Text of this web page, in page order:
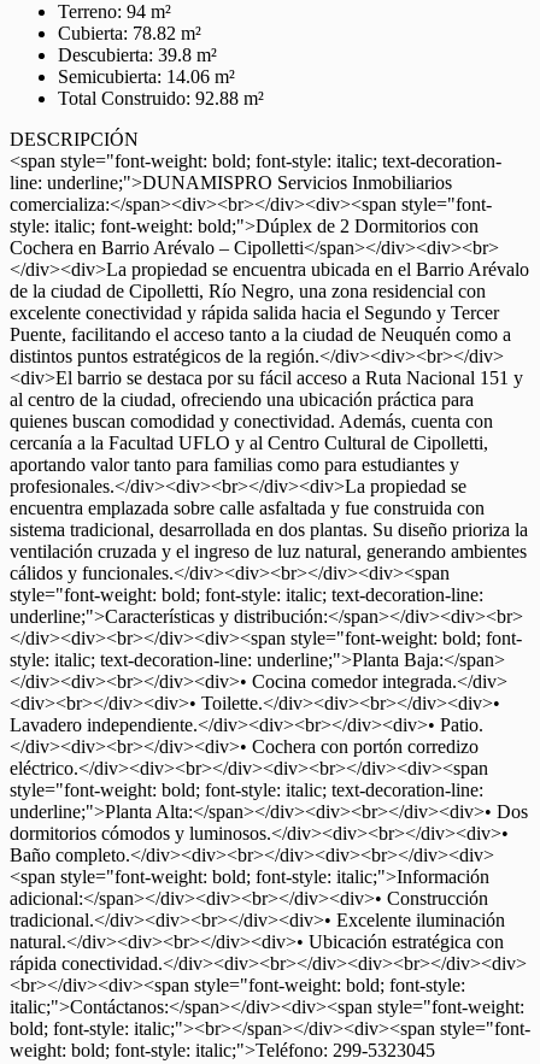
Terreno: 94 m²
Cubierta: 78.82 m²
Descubierta: 39.8 m²
Semicubierta: 14.06 m²
Total Construido: 92.88 m²
DESCRIPCIÓN
<span style="font-weight: bold; font-style: italic; text-decoration-
line: underline;">DUNAMISPRO Servicios Inmobiliarios
comercializa:</span><div><br></div><div><span style="font-
style: italic; font-weight: bold;">Dúplex de 2 Dormitorios con
Cochera en Barrio Arévalo – Cipolletti</span></div><div><br>
</div><div>La propiedad se encuentra ubicada en el Barrio Arévalo
de la ciudad de Cipolletti, Río Negro, una zona residencial con
excelente conectividad y rápida salida hacia el Segundo y Tercer
Puente, facilitando el acceso tanto a la ciudad de Neuquén como a
distintos puntos estratégicos de la región.</div><div><br></div>
<div>El barrio se destaca por su fácil acceso a Ruta Nacional 151 y
al centro de la ciudad, ofreciendo una ubicación práctica para
quienes buscan comodidad y conectividad. Además, cuenta con
cercanía a la Facultad UFLO y al Centro Cultural de Cipolletti,
aportando valor tanto para familias como para estudiantes y
profesionales.</div><div><br></div><div>La propiedad se
encuentra emplazada sobre calle asfaltada y fue construida con
sistema tradicional, desarrollada en dos plantas. Su diseño prioriza la
ventilación cruzada y el ingreso de luz natural, generando ambientes
cálidos y funcionales.</div><div><br></div><div><span
style="font-weight: bold; font-style: italic; text-decoration-line:
underline;">Características y distribución:</span></div><div><br>
</div><div><br></div><div><span style="font-weight: bold; font-
style: italic; text-decoration-line: underline;">Planta Baja:</span>
</div><div><br></div><div>• Cocina comedor integrada.</div>
<div><br></div><div>• Toilette.</div><div><br></div><div>•
Lavadero independiente.</div><div><br></div><div>• Patio.
</div><div><br></div><div>• Cochera con portón corredizo
eléctrico.</div><div><br></div><div><br></div><div><span
style="font-weight: bold; font-style: italic; text-decoration-line:
underline;">Planta Alta:</span></div><div><br></div><div>• Dos
dormitorios cómodos y luminosos.</div><div><br></div><div>•
Baño completo.</div><div><br></div><div><br></div><div>
<span style="font-weight: bold; font-style: italic;">Información
adicional:</span></div><div><br></div><div>• Construcción
tradicional.</div><div><br></div><div>• Excelente iluminación
natural.</div><div><br></div><div>• Ubicación estratégica con
rápida conectividad.</div><div><br></div><div><br></div><div>
<br></div><div><span style="font-weight: bold; font-style:
italic;">Contáctanos:</span></div><div><span style="font-weight:
bold; font-style: italic;"><br></span></div><div><span style="font-
weight: bold; font-style: italic;">Teléfono: 299-5323045